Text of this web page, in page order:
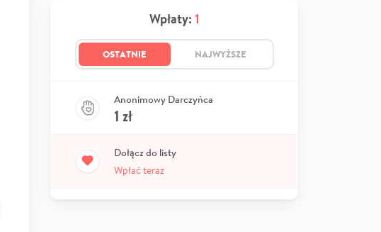
Wpłaty: 1
OSTATNIE NAJWYŻSZE
Anonimowy Darczyńca
1 zł
Dołącz do listy
Wpłać teraz